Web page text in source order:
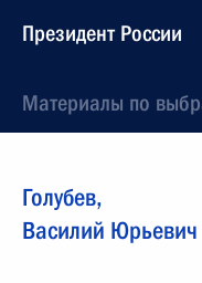
Президент России
Материалы по
Голубев,
Василий Юрьевич